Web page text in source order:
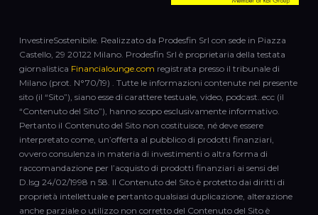
InvestireSostenibile. Realizzato da Prodesfin Srl con sede in Piazza
Castello, 29 20122 Milano. Prodesfin Srl è proprietaria della testata
giornalistica Financialounge.com registrata presso il tribunale di
Milano (prot. N°70/19) . Tutte le informazioni contenute nel presente
sito (il “Sito”), siano esse di carattere testuale, video, podcast..ecc (il
“Contenuto del Sito”), hanno scopo esclusivamente informativo.
Pertanto il Contenuto del Sito non costituisce, né deve essere
interpretato come, un’offerta al pubblico di prodotti finanziari,
ovvero consulenza in materia di investimenti o altra forma di
raccomandazione per l’acquisto di prodotti finanziari ai sensi del
D.lsg 24/02/1998 n 58. Il Contenuto del Sito è protetto dai diritti di
proprietà intellettuale e pertanto qualsiasi duplicazione, alterazione
anche parziale o utilizzo non corretto del Contenuto del Sito è